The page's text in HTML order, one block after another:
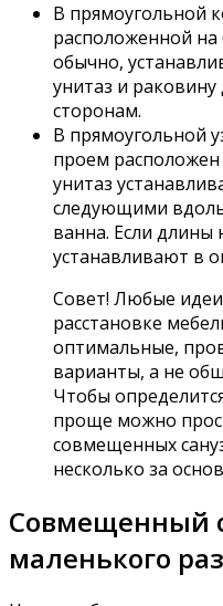
В прямоугольной
расположенной
обычно,
унитаз и
сторонам.
В прямоугольной
проем
унитаз
следующими
ванна. Если
устанавливают в
Совет! Любые
расстановке
оптимальные,
варианты, а не
Чтобы
проще можно
совмещенных
несколько за
Совмещенный
маленького